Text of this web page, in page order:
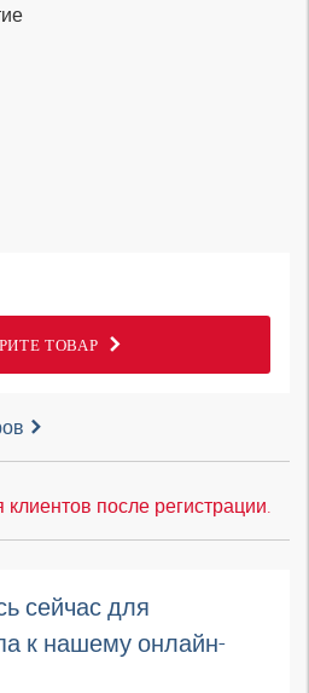
ТОВАР
после регистрации.
сейчас для
к нашему онлайн-